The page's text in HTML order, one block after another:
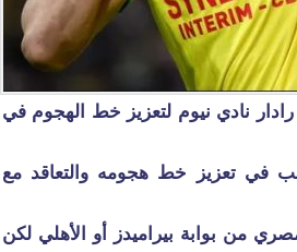
نادي نيوم لتعزيز خط الهجوم في
في تعزيز خط هجومه والتعاقد مع
من بوابة بيراميدز أو الأهلي لكن